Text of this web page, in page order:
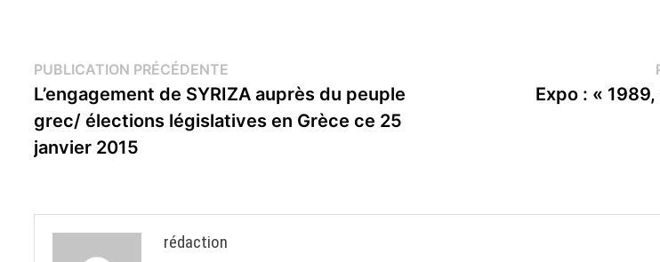
Navigation
de
l’article
PUBLICATION PRÉCÉDENTE
précédente :
L’engagement de SYRIZA auprès du peuple
grec/ élections législatives en Grèce ce 25
janvier 2015
Expo : «
rédaction